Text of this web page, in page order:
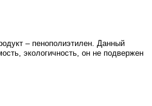
– пенополиэтилен. Данный
экологичность, он не подвержен